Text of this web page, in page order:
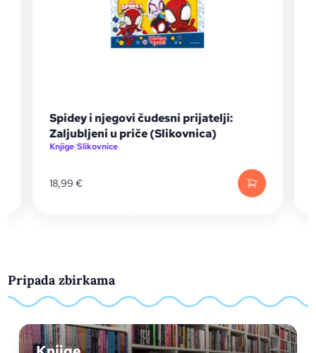
Spidey i njegovi čudesni prijatelji:
Zaljubljeni u priče (Slikovnica)
Knjige|Slikovnice
18,99€
Pripada zbirkama